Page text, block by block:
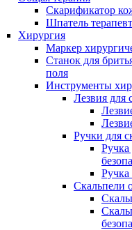
Скарификатор
Шпатель
Хирургия
Маркер
Станок для
поля
Инструменты
Лезвия для
Ручки для
Ручка
Ручка
Скальпели